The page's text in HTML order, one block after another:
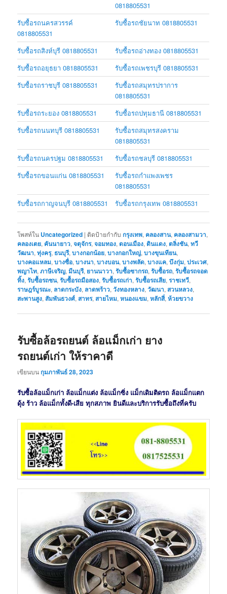
0818805531
รับซื้อรถนครสวรรค์
0818805531
รับซื้อรถชัยนาท 0818805531
รับซื้อรถสิงห์บุรี 0818805531
รับซื้อรถอ่างทอง 0818805531
รับซื้อรถอยุธยา 0818805531
รับซื้อรถเพชรบุรี 0818805531
รับซื้อรถราชบุรี 0818805531
รับซื้อรถสมุทรปราการ
0818805531
รับซื้อรถระยอง 0818805531
รับซื้อรถปทุมธานี 0818805531
รับซื้อรถนนทบุรี 0818805531
รับซื้อรถสมุทรสงคราม
0818805531
รับซื้อรถนครปฐม 0818805531
รับซื้อรถชลบุรี 0818805531
รับซื้อรถขอนแก่น 0818805531
รับซื้อรถกำแพงเพชร
0818805531
รับซื้อรถกาญจนบุรี 0818805531
รับซื้อรถกรุงเทพ 0818805531
โพสท์ใน Uncategorized | ติดป้ายกำกับ กรุงเทพ, คลองสาน, คลองสามวา,
คลองเตย, คันนายาว,จตุจักร,จอมทอง,ดอนเมือง,ดินแดง,ตลิ่งชัน,ทวี
วัฒนา,ทุ่งครุ, ธนบุรี,บางกอกน้อย,บางกอกใหญ่,บางขุนเทียน,
บางคอแหลม,บางซื่อ,บางนา,บางบอน,บางพลัด,บางแค,บึงกุ่ม,ประเวศ,
พญาไท,ภาษีเจริญ,มีนบุรี, ยานนาวา,รับซื้อซากรถ,รับซื้อรถ,รับซื้อรถจอด
ทิ้ง,รับซื้อรถชน,รับซื้อรถมือสอง,รับซื้อรถเก่า,รับซื้อรถเสีย,ราชเทวี,
ราษฎร์บูรณะ, ลาดกระบัง, ลาดพร้าว,วังทองหลาง,วัฒนา, สวนหลวง,
สะพานสูง, สัมพันธวงศ์, สาทร, สายไหม,หนองแขม,หลักสี่,ห้วยขวาง
รับซื้อล้อรถยนต์ ล้อแม็กเก่า ยาง
รถยนต์เก่า ให้ราคาดี
เขียนบนกุมภาพันธ์ 28, 2023
รับซื้อล้อแม็กเก่า ล้อแม็กแต่ง ล้อแม็กซิ่ง แม็กเดิมติดรถ ล้อแม็กแตก
ดุ้ง ร้าว ล้อแม็กทั้งดี-เสีย ทุกสภาพ ยินดีและบริการรับซื้อถึงที่ครับ